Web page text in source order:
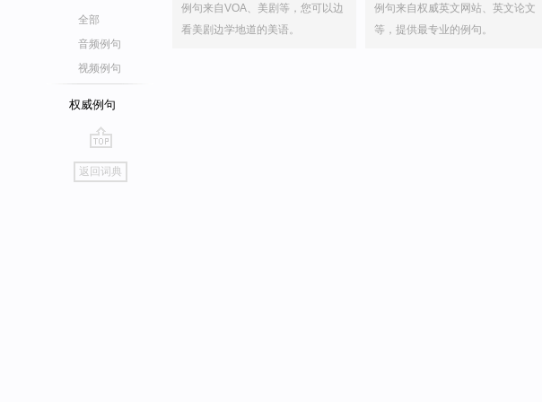
全部
音频例句
视频例句
权威例句
go
top
返回词典
例句来自VOA、美剧等，您可以边
看美剧边学地道的美语。
例句来自权威英文网站、英文论文
等，提供最专业的例句。